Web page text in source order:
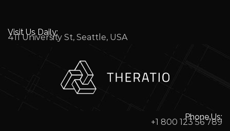
Visit Us Daily:
411 University St, Seattle, USA
Phone Us:
+1 800 123 56 789